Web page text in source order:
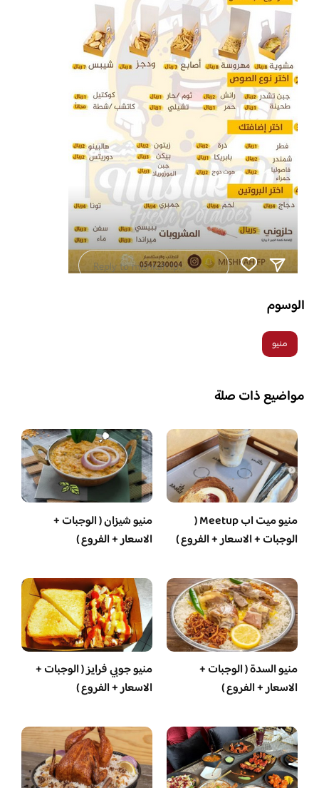
الوسوم
منيو
مواضيع ذات صلة
منيو ميت اب Meetup (
الوجبات + الاسعار + الفروع )
منيو شيزان ( الوجبات +
الاسعار + الفروع )
منيو السدة ( الوجبات +
الاسعار + الفروع )
منيو جوبي فرايز ( الوجبات +
الاسعار + الفروع )